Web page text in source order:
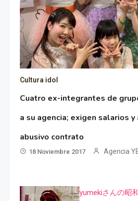
Cultura idol
Cuatro ex-integrantes de
a su agencia; exigen salarios y
abusivo contrato
18 Noviembre 2017 Agencia
yumekiさんの昭